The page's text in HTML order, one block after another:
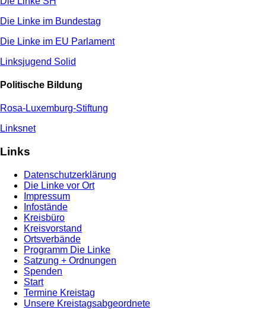
Die Linke im Bundestag
Die Linke im EU Parlament
Linksjugend Solid
Politische Bildung
Rosa-Luxemburg-Stiftung
Linksnet
Links
Datenschutzerklärung
Die Linke vor Ort
Impressum
Infostände
Kreisbüro
Kreisvorstand
Ortsverbände
Programm Die Linke
Satzung + Ordnungen
Spenden
Start
Termine Kreistag
Unsere Kreistagsabgeordnete